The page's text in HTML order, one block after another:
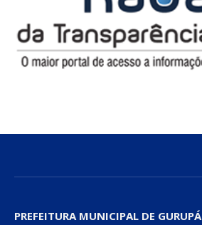
PREFEITURA MUNICIPAL DE GURUPÁ